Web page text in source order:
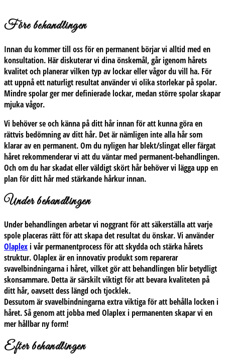
Före behandlingen
Innan du kommer till oss för en permanent börjar vi alltid med en
konsultation. Här diskuterar vi dina önskemål, går igenom hårets
kvalitet och planerar vilken typ av lockar eller vågor du vill ha. För
att uppnå ett naturligt resultat använder vi olika storlekar på spolar.
Mindre spolar ger mer definierade lockar, medan större spolar skapar
mjuka vågor.
Vi behöver se och känna på ditt hår innan för att kunna göra en
rättvis bedömning av ditt hår. Det är nämligen inte alla hår som
klarar av en permanent. Om du nyligen har blekt/slingat eller färgat
håret rekommenderar vi att du väntar med permanent-behandlingen.
Och om du har skadat eller väldigt skört hår behöver vi lägga upp en
plan för ditt hår med stärkande hårkur innan.
Under behandlingen
Under behandlingen arbetar vi noggrant för att säkerställa att varje
spole placeras rätt för att skapa det resultat du önskar. Vi använder
Olaplexi vår permanentprocess för att skydda och stärka hårets
struktur. Olaplex är en innovativ produkt som reparerar
svavelbindningarna i håret, vilket gör att behandlingen blir betydligt
skonsammare. Detta är särskilt viktigt för att bevara kvaliteten på
ditt hår, oavsett dess längd och tjocklek.
Dessutom är svavelbindningarna extra viktiga för att behålla locken i
håret. Så genom att jobba med Olaplex i permanenten skapar vi en
mer hållbar ny form!
Efter behandlingen